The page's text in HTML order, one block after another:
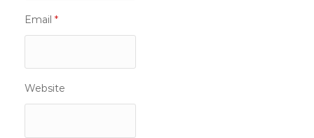
Email *
Website